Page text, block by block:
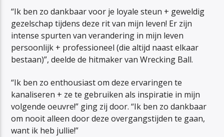
“Ik ben zo dankbaar voor je loyale steun + geweldig
gezelschap tijdens deze rit van mijn leven! Er zijn
intense spurten van verandering in mijn leven
persoonlijk + professioneel (die altijd naast elkaar
bestaan)”, deelde de hitmaker van Wrecking Ball.
“Ik ben zo enthousiast om deze ervaringen te
kanaliseren + ze te gebruiken als inspiratie in mijn
volgende oeuvre!” ging zij door. “Ik ben zo dankbaar
om nooit alleen door deze overgangstijden te gaan,
want ik heb jullie!”